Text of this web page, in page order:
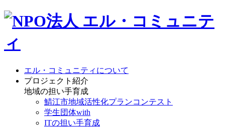
エル・コミュニティについて
プロジェクト紹介
地域の担い手育成
鯖江市地域活性化プランコンテスト
学生団体with
ITの担い手育成